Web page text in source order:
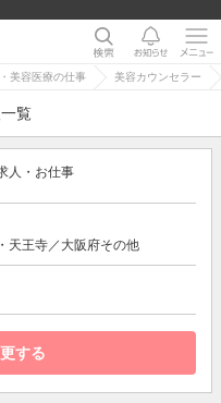
美容医療の仕事 美容カウンセラー
覧
人・お仕事
天王寺／大阪府その他
する